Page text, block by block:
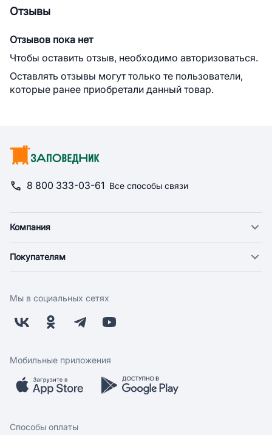
Отзывы
Отзывов пока нет
Чтобы оставить отзыв, необходимо авторизоваться.
Оставлять отзывы могут только те пользователи,
которые ранее приобретали данный товар.
8 800 333-03-61 Все способы связи
Компания
Новости
Поставщикам
Заводчикам
Обратная связь
Покупателям
Оплата
Бонусная программа
Скидки и акции
Мобильное приложение
Мы в социальных сетях
Мобильные приложения
Способы оплаты